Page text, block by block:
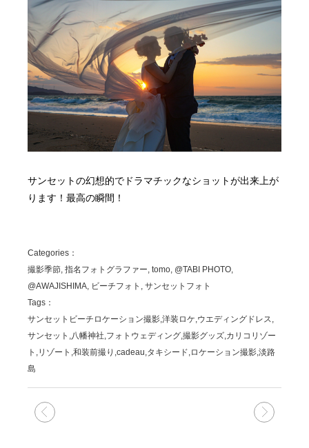
サンセットの幻想的でドラマチックなショットが出来上が
ります！最高の瞬間！
Categories：
撮影季節, 指名フォトグラファー, tomo, @TABI PHOTO,
@AWAJISHIMA, ビーチフォト, サンセットフォト
Tags：
サンセットビーチロケーション撮影,洋装ロケ,ウエディングドレス,
サンセット,八幡神社,フォトウェディング,撮影グッズ,カリコリゾー
ト,リゾート,和装前撮り,cadeau,タキシード,ロケーション撮影,淡路
島